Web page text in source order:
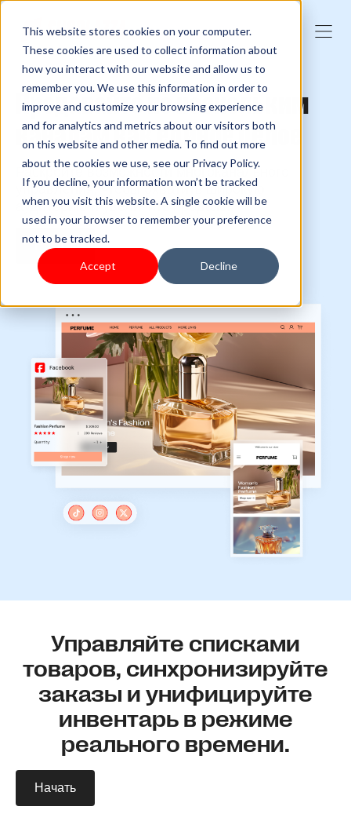
This website stores cookies on your computer.
These cookies are used to collect information about
how you interact with our website and allow us to
remember you. We use this information in order to
improve and customize your browsing experience
and for analytics and metrics about our visitors both
on this website and other media. To find out more
about the cookies we use, see our Privacy Policy.
If you decline, your information won’t be tracked
when you visit this website. A single cookie will be
used in your browser to remember your preference
not to be tracked.
Accept Decline
Продавайте по нескольким
каналам как единое целое
Раскройте возможности многоканального
управления, чтобы охватить широкую
аудиторию и увеличить продажи.
Начать
Управляйте списками
товаров, синхронизируйте
заказы и унифицируйте
инвентарь в режиме
реального времени.
Начать